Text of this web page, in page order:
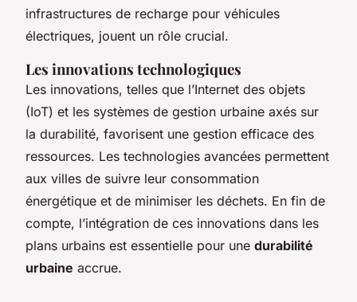
infrastructures de recharge pour véhicules
électriques, jouent un rôle crucial.
Les innovations technologiques
Les innovations, telles que l’Internet des objets
(IoT) et les systèmes de gestion urbaine axés sur
la durabilité, favorisent une gestion efficace des
ressources. Les technologies avancées permettent
aux villes de suivre leur consommation
énergétique et de minimiser les déchets. En fin de
compte, l’intégration de ces innovations dans les
plans urbains est essentielle pour une durabilité
urbaine accrue.